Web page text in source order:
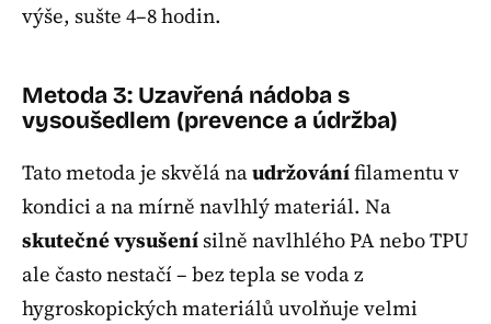
výše, sušte 4–8 hodin.
Metoda 3: Uzavřená nádoba s
vysoušedlem (prevence a údržba)
Tato metoda je skvělá naudržovánífilamentu v
kondici a na mírně navlhlý materiál. Na
skutečné vysušení silně navlhlého PA nebo TPU
ale často nestačí – bez tepla se voda z
hygroskopických materiálů uvolňuje velmi